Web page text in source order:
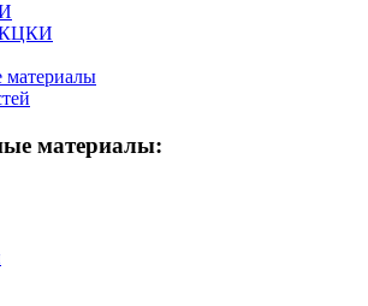
материалы: